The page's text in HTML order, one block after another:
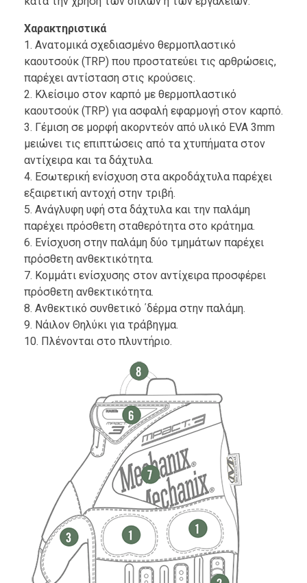
Χαρακτηριστικά
1. Ανατομικά σχεδιασμένο θερμοπλαστικό
καουτσούκ (TRP) που προστατεύει τις αρθρώσεις,
παρέχει αντίσταση στις κρούσεις.
2. Κλείσιμο στον καρπό με θερμοπλαστικό
καουτσούκ (TRP) για ασφαλή εφαρμογή στον καρπό.
3. Γέμιση σε μορφή ακορντεόν από υλικό EVA 3mm
μειώνει τις επιπτώσεις από τα χτυπήματα στον
αντίχειρα και τα δάχτυλα.
4. Εσωτερική ενίσχυση στα ακροδάχτυλα παρέχει
εξαιρετική αντοχή στην τριβή.
5. Ανάγλυφη υφή στα δάχτυλα και την παλάμη
παρέχει πρόσθετη σταθερότητα στο κράτημα.
6. Ενίσχυση στην παλάμη δύο τμημάτων παρέχει
πρόσθετη ανθεκτικότητα.
7. Κομμάτι ενίσχυσης στον αντίχειρα προσφέρει
πρόσθετη ανθεκτικότητα.
8. Ανθεκτικό συνθετικό ΄δέρμα στην παλάμη.
9. Νάιλον Θηλύκι για τράβηγμα.
10. Πλένονται στο πλυντήριο.